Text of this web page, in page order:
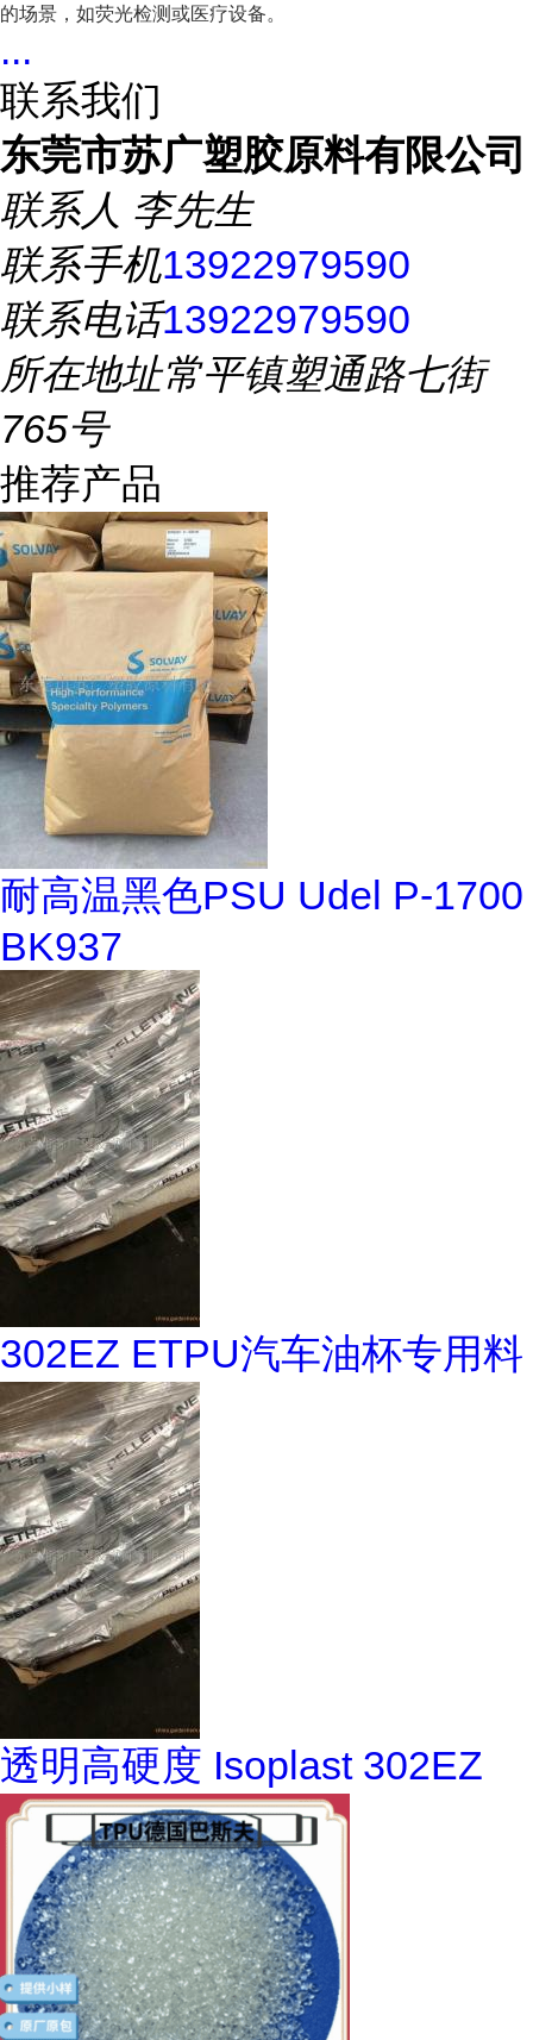
的场景，如荧光检测或医疗设备。
...
联系我们
东莞市苏广塑胶原料有限公司
联系人 李先生
联系手机13922979590
联系电话13922979590
所在地址常平镇塑通路七街
765号
推荐产品
耐高温黑色PSU Udel P-1700
BK937
302EZ ETPU汽车油杯专用料
透明高硬度 Isoplast 302EZ